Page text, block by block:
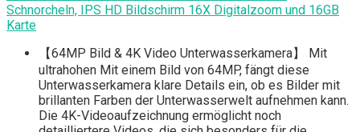
Schnorcheln, IPS HD Bildschirm 16X Digitalzoom und 16GB
Karte
【64MP Bild & 4K Video Unterwasserkamera】 Mit
ultrahohen Mit einem Bild von 64MP, fängt diese
Unterwasserkamera klare Details ein, ob es Bilder mit
brillanten Farben der Unterwasserwelt aufnehmen kann.
Die 4K-Videoaufzeichnung ermöglicht noch